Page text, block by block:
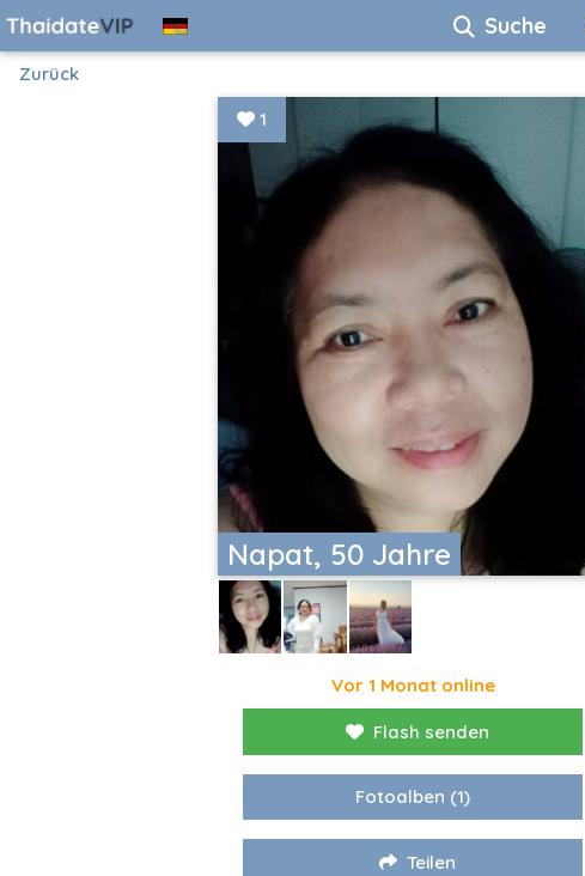
Suche
Zurück
Napat, 50 Jahre
1
Vor 1 Monat online
Flash senden
Fotoalben (1)
Teilen